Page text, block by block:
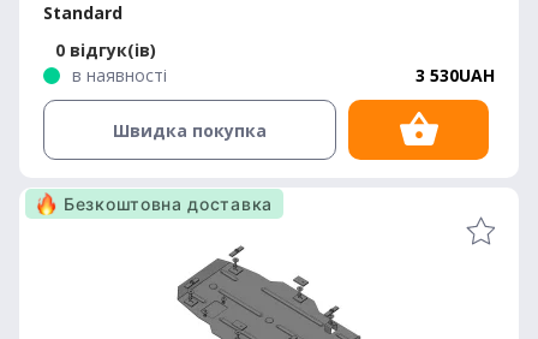
Standard
0 відгук(ів)
в наявності
3 530UAH
Швидка покупка
Безкоштовна доставка